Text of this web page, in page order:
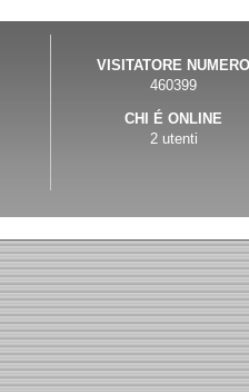
VISITATORE NUMERO
460399
CHI É ONLINE
2 utenti